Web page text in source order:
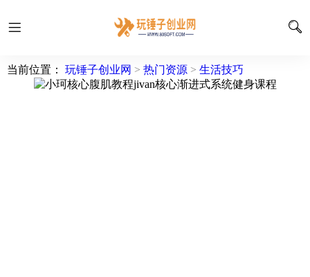
当前位置： 玩锤子创业网 > 热门资源 > 生活技巧